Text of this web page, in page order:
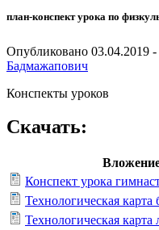
план-конспект урока по
Опубликовано 03.04.2019 -
Бадмажапович
Конспекты уроков
Скачать:
Конспект урока
Технологическая карта
Технологическая карта